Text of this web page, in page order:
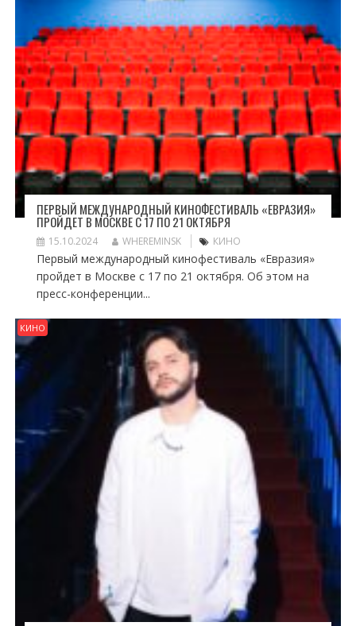
ПЕРВЫЙ МЕЖДУНАРОДНЫЙ КИНОФЕСТИВАЛЬ «ЕВРАЗИЯ»
ПРОЙДЕТ В МОСКВЕ С 17 ПО 21 ОКТЯБРЯ
15.10.2024 WHEREMINSK КИНО
Первый международный кинофестиваль «Евразия»
пройдет в Москве с 17 по 21 октября. Об этом на
пресс-конференции...
КИНО